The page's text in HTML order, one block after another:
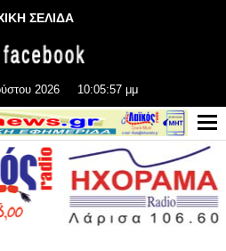
ΣΕΛΙΔΑ
2026 10:05:58 μμ